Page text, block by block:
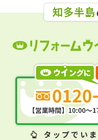
タップでい